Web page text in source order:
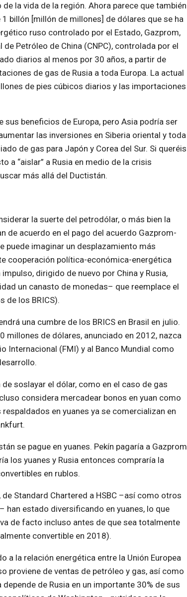
la vida de la región. Ahora parece que también
billón [millón de millones] de dólares que se ha
ruso controlado por el Estado, Gazprom,
Petróleo de China (CNPC), controlada por el
diarios al menos por 30 años, a partir de
de gas de Rusia a toda Europa. La actual
de pies cúbicos diarios y las importaciones
beneficios de Europa, pero Asia podría ser
las inversiones en Siberia oriental y toda
de gas para Japón y Corea del Sur. Si queréis
a “aislar” a Rusia en medio de la crisis
más allá del Ductistán.
la suerte del petrodólar, o más bien la
de acuerdo en el pago del acuerdo Gazprom-
puede imaginar un desplazamiento más
cooperación política-económica-energética
dirigido de nuevo por China y Rusia,
un canasto de monedas– que reemplace el
de los BRICS).
una cumbre de los BRICS en Brasil en julio.
millones de dólares, anunciado en 2012, nazca
Internacional (FMI) y al Banco Mundial como
soslayar el dólar, como en el caso de gas
considera mercadear bonos en yuan como
en yuanes ya se comercializan en
se pague en yuanes. Pekín pagaría a Gazprom
los yuanes y Rusia entonces compraría la
en rublos.
Standard Chartered a HSBC –así como otros
estado diversificando en yuanes, lo que
de facto incluso antes de que sea totalmente
convertible en 2018).
a la relación energética entre la Unión Europea
proviene de ventas de petróleo y gas, así como
de Rusia en un importante 30% de sus